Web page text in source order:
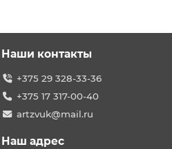
Наши контакты
+375 29 328-33-36
+375 17 317-00-40
artzvuk@mail.ru
Наш адрес